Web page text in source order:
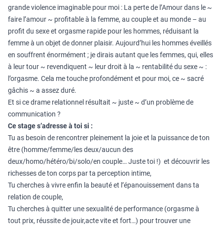
grande violence imaginable pour moi : La perte de l’Amour dans le ~
faire l’amour ~ profitable à la femme, au couple et au monde – au
profit du sexe et orgasme rapide pour les hommes, réduisant la
femme à un objet de donner plaisir. Aujourd’hui les hommes éveillés
en souffrent énormément ; je dirais autant que les femmes, qui, elles
à leur tour ~ revendiquent ~ leur droit à la ~ rentabilité du sexe ~ :
l’orgasme. Cela me touche profondément et pour moi, ce ~ sacré
gâchis ~ a assez duré.
Et si ce drame relationnel résultait ~ juste ~ d’un problème de
communication ?
Ce stage s’adresse à toi si :
Tu as besoin de rencontrer pleinement la joie et la puissance de ton
être (homme/femme/les deux/aucun des
deux/homo/hétéro/bi/solo/en couple… Juste toi !) et découvrir les
richesses de ton corps par ta perception intime,
Tu cherches à vivre enfin la beauté et l’épanouissement dans ta
relation de couple,
Tu cherches à quitter une sexualité de performance (orgasme à
tout prix, réussite de jouir,acte vite et fort…) pour trouver une